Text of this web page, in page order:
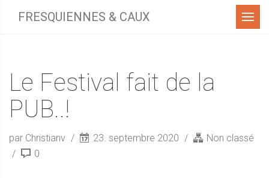
FRESQUIENNES & CAUX Menu
Le Festival fait de la
PUB..!
par Christianv 23. septembre 2020
Non classé
0